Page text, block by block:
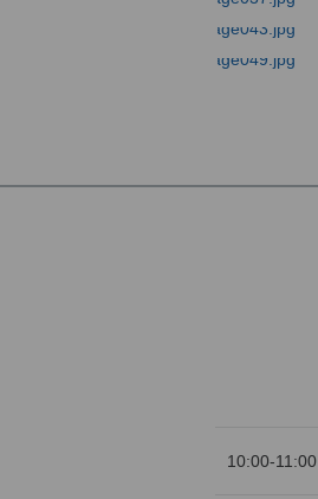
10:00-11:00